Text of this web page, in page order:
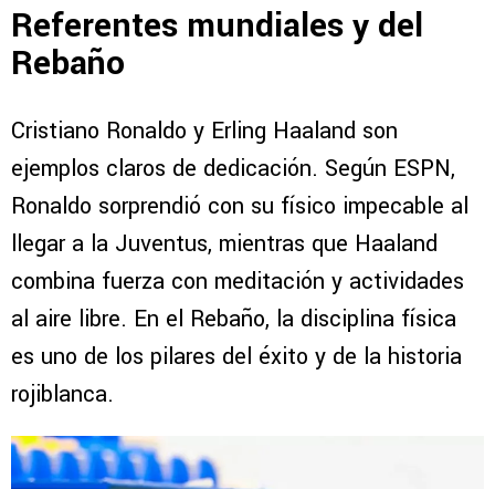
Referentes mundiales y del
Rebaño
Cristiano Ronaldo y Erling Haaland son
ejemplos claros de dedicación. Según ESPN,
Ronaldo sorprendió con su físico impecable al
llegar a la Juventus, mientras que Haaland
combina fuerza con meditación y actividades
al aire libre. En el Rebaño, la disciplina física
es uno de los pilares del éxito y de la historia
rojiblanca.